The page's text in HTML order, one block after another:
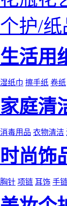
个护/
生活用
湿纸巾 擦手纸 卷纸
家庭清
消毒用品 衣物清洁
时尚饰
胸针 项链 耳饰 手